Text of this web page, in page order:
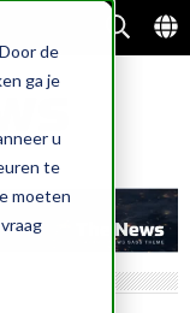
de
ga je
u
te
moeten